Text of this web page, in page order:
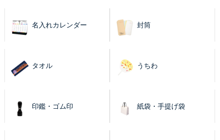
名入れカレンダー 封筒
タオル うちわ
印鑑・ゴム印 紙袋・手提げ袋